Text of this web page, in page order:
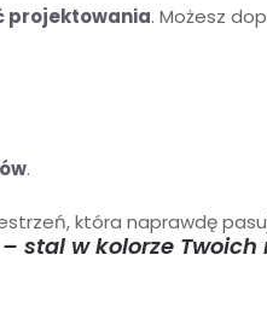
projektowania. Możesz
.
która naprawdę
stal w kolorze Twoich